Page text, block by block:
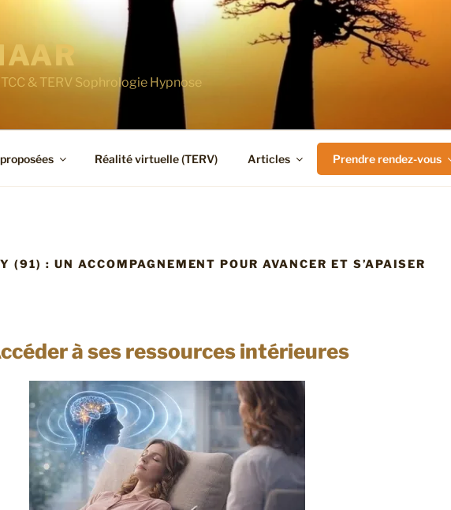
& TERV Sophrologie Hypnose
Réalité virtuelle (TERV) Articles Prendre rendez-vous
(91) : UN ACCOMPAGNEMENT POUR AVANCER ET S’APAISER
à ses ressources intérieures